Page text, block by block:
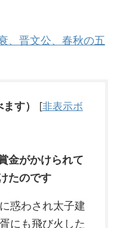
、晋文公、春秋の五
す） [非表示ボ
金がかけられて
たのです
惑わされ太子建
にも飛び火した